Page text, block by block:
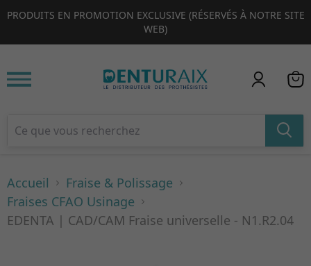
PRODUITS EN PROMOTION EXCLUSIVE (RÉSERVÉS À NOTRE SITE
WEB)
1 2 3 4
Accueil
Fraise & Polissage
Fraises CFAO Usinage
EDENTA | CAD/CAM Fraise universelle - N1.R2.04